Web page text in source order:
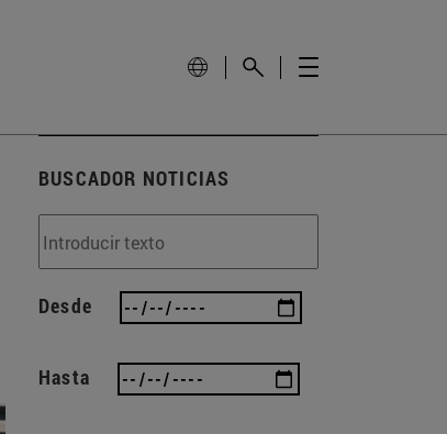
BUSCADOR NOTICIAS
Desde
Hasta